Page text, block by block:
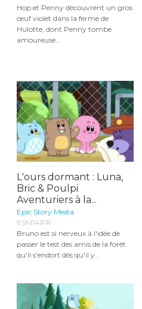
Hop et Penny découvrent un gros
œuf violet dans la ferme de
Hulotte, dont Penny tombe
amoureuse...
L'ours dormant : Luna,
Bric & Poulpi
Aventuriers à la...
Epic Story Media
ESM141FR
Bruno est si nerveux à l'idée de
passer le test des amis de la forêt
qu'il s'endort dès qu'il y...